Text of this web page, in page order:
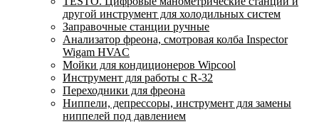
другой инструмент для холодильных систем
Заправочные станции ручные
Анализатор фреона, смотровая колба Inspector
Wigam HVAC
Мойки для кондиционеров Wipcool
Инструмент для работы с R-32
Переходники для фреона
Ниппели, депрессоры, инструмент для замены
ниппелей под давлением